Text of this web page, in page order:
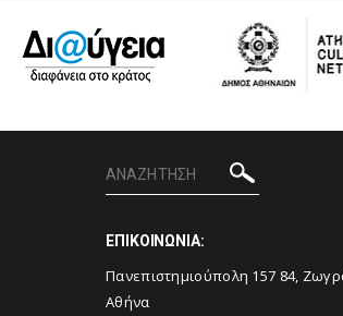
ΕΠΙΚΟΙΝΩΝΙΑ:
Πανεπιστημιούπολη 157 84,
Αθήνα